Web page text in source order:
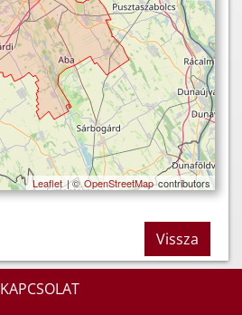
Leaflet| ©OpenStreetMapcontributors
Vissza
KAPCSOLAT